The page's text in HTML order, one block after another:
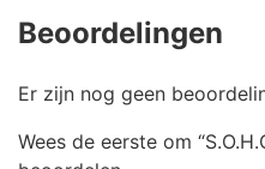
Beoordelingen
Er zijn nog geen
Wees de eerste om